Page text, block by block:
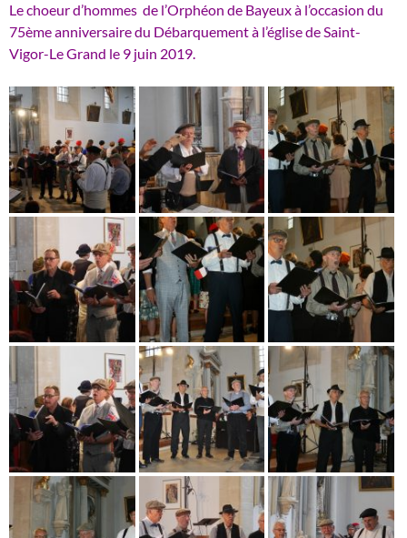
Le choeur d’hommes de l’Orphéon de Bayeux à l’occasion du
75ème anniversaire du Débarquement à l’église de Saint-
Vigor-Le Grand le 9 juin 2019.